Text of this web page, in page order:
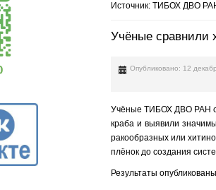
Источник: ТИБОХ ДВО
Учёные сравнили
Опубликовано: 12
Учёные ТИБОХ ДВО РАН
краба и выявили
ракообразных или
плёнок до создания
Результаты